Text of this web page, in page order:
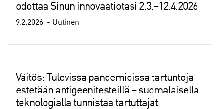
odottaa Sinun innovaatiotasi 2.3.–12.4.2026
9.2.2026 Uutinen
Väitös: Tulevissa pandemioissa tartuntoja
estetään antigeenitesteillä – suomalaisella
teknologialla tunnistaa tartuttajat